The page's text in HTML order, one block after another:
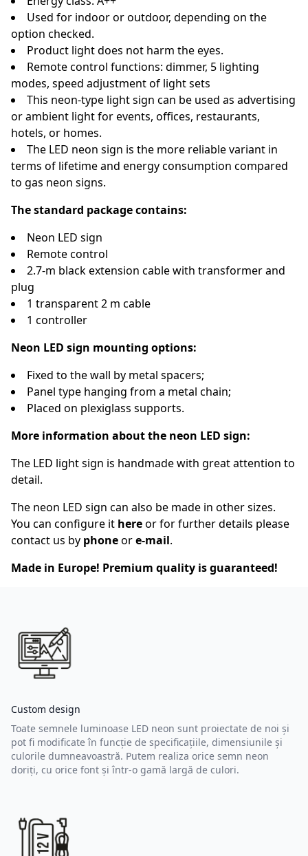
Used for indoor or outdoor, depending on the
option checked.
Product light does not harm the eyes.
Remote control functions: dimmer, 5 lighting
modes, speed adjustment of light sets
This neon-type light sign can be used as advertising
or ambient light for events, offices, restaurants,
hotels, or homes.
The LED neon sign is the more reliable variant in
terms of lifetime and energy consumption compared
to gas neon signs.
The standard package contains:
Neon LED sign
Remote control
2.7-m black extension cable with transformer and
plug
1 transparent 2 m cable
1 controller
Neon LED sign mounting options:
Fixed to the wall by metal spacers;
Panel type hanging from a metal chain;
Placed on plexiglass supports.
More information about the neon LED sign:
The LED light sign is handmade with great attention to
detail.
The neon LED sign can also be made in other sizes.
You can configure it hereor for further details please
contact us by phoneore-mail.
Made in Europe! Premium quality is guaranteed!
Custom design
Toate semnele luminoase LED neon sunt proiectate de noi și
pot fi modificate în funcție de specificațiile, dimensiunile și
culorile dumneavoastră. Putem realiza orice semn neon
doriți, cu orice font și într-o gamă largă de culori.